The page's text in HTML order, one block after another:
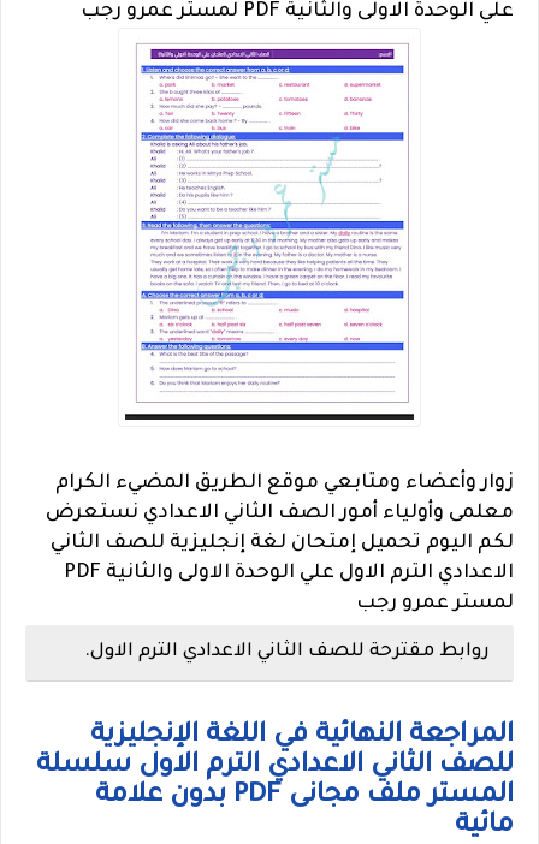
علي الوحدة الاولى والثانية PDF لمستر عمرو رجب
زوار وأعضاء ومتابعي موقع الطريق المضيء الكرام
معلمى وأولياء أمور الصف الثاني الاعدادي نستعرض
لكم اليوم تحميل إمتحان لغة إنجليزية للصف الثاني
الاعدادي الترم الاول علي الوحدة الاولى والثانية PDF
لمستر عمرو رجب
روابط مقترحة للصف الثاني الاعدادي الترم الاول.
المراجعة النهائية في اللغة الإنجليزية
للصف الثاني الاعدادي الترم الاول سلسلة
المستر ملف مجانى PDF بدون علامة
مائية